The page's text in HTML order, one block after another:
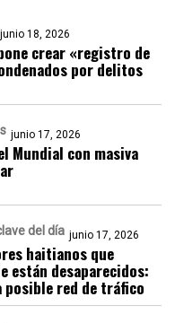
junio 18, 2026
crear «registro de
por delitos
junio 17, 2026
Mundial con masiva
del día junio 17, 2026
haitianos que
están desaparecidos:
posible red de tráfico